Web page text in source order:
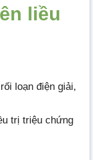
liều
loạn điện giải,
trị triệu chứng